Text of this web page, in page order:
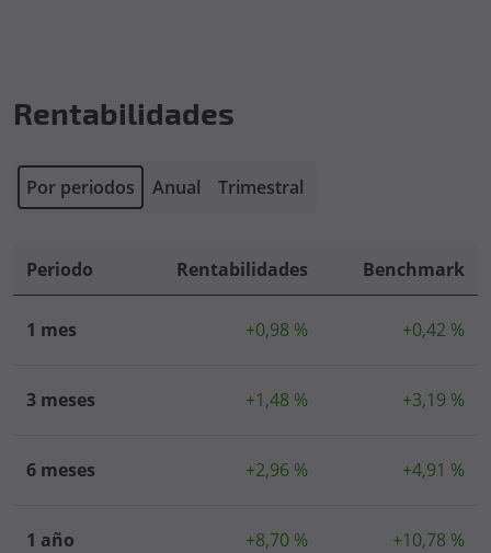
Rentabilidades
Por periodos Anual Trimestral
Periodo Rentabilidades Benchmark
1 mes +0,98 % +0,42 %
3 meses +1,48 % +3,19 %
6 meses +2,96 % +4,91 %
1 año +8,70 % +10,78 %